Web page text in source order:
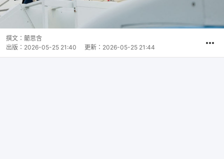
撰文： 藺思含
出版： 2026-05-25 21:40 更新： 2026-05-25 21:44